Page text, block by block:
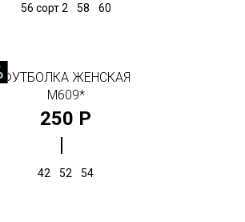
56 сорт 2
58 60
ФУТБОЛКА ЖЕНСКАЯ
М609*
250 Р
42 52 54